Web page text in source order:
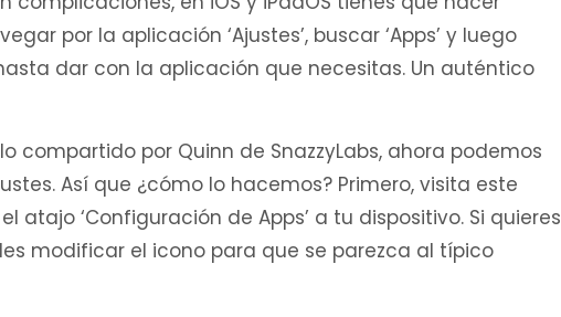
por la aplicación ‘Ajustes’, buscar ‘Apps’ y luego
dar con la aplicación que necesitas. Un auténtico
compartido por Quinn de SnazzyLabs, ahora podemos
Así que ¿cómo lo hacemos? Primero, visita este
atajo ‘Configuración de Apps’ a tu dispositivo. Si quieres
modificar el icono para que se parezca al típico